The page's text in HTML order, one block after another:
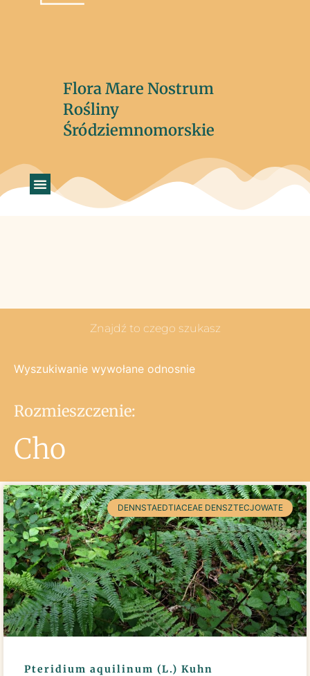
Flora Mare Nostrum
Rośliny
Śródziemnomorskie
Znajdź to czego szukasz
Wyszukiwanie wywołane odnosnie
Rozmieszczenie:
Cho
DENNSTAEDTIACEAE DENSZTECJOWATE
Pteridium aquilinum (L.) Kuhn